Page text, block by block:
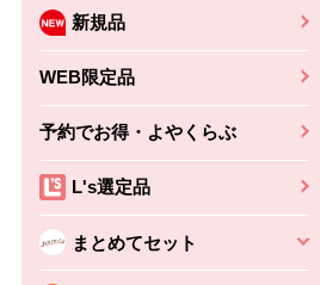
新規品
WEB限定品
予約でお得・よやくらぶ
L's選定品
まとめてセット